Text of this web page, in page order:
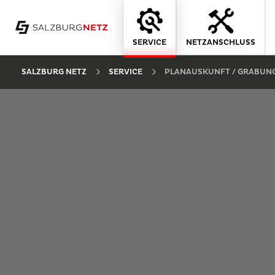
SERVICE NETZANSCHLUSS
SALZBURG NETZ SERVICE PLANAUSKUNFT /